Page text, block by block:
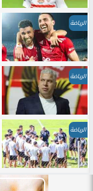
الرياضة
الرياضة
الرياضة